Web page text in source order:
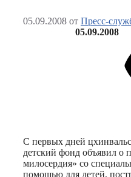
05.09.2008 от Пресс-
05.09.2008
С первых дней
детский фонд объявил о
милосердия» со
помощью для детей,